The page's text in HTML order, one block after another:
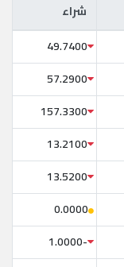
شراء
شراء
49.7400
57.2900
157.3300
13.2100
13.5200
0.0000
-1.0000